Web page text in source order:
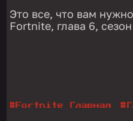
Это все, что вам
Fortnite, глава 6,
# Fortnite Главная #